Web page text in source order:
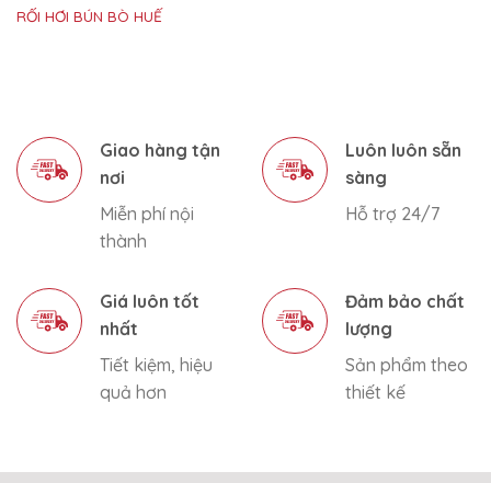
RỐI HƠI BÚN BÒ HUẾ
Giao hàng tận
nơi
Miễn phí nội
thành
Luôn luôn sẵn
sàng
Hỗ trợ 24/7
Giá luôn tốt
nhất
Tiết kiệm, hiệu
quả hơn
Đảm bảo chất
lượng
Sản phẩm theo
thiết kế